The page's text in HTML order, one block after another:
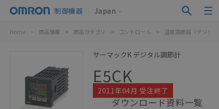
制御機器 Japan
Home > 商品情報 > 商品カテゴリ > コントロール > 温度調節器（デジタ
サーマックK デジタル調節計
E5CK
2011年04月 受注終了
ダウンロード資料一覧